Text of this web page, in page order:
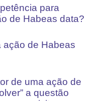
para
de Habeas data?
ação de Habeas
de uma ação de
a questão